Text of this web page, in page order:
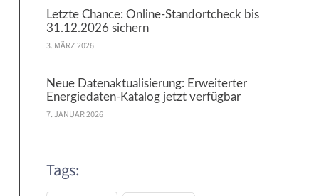
Letzte Chance: Online-Standortcheck bis
31.12.2026 sichern
3. MÄRZ 2026
Neue Datenaktualisierung: Erweiterter
Energiedaten-Katalog jetzt verfügbar
7. JANUAR 2026
Tags: